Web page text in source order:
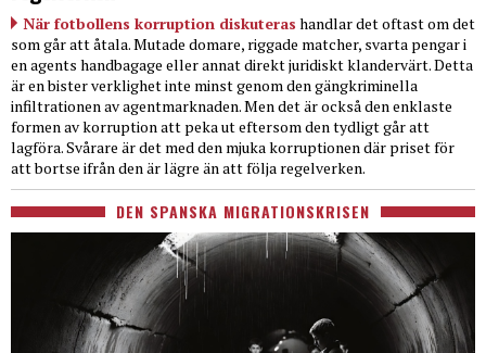
När fotbollens korruption diskuteras handlar det oftast om det
som går att åtala. Mutade domare, riggade matcher, svarta pengar i
en agents handbagage eller annat direkt juridiskt klandervärt. Detta
är en bister verklighet inte minst genom den gängkriminella
infiltrationen av agentmarknaden. Men det är också den enklaste
formen av korruption att peka ut eftersom den tydligt går att
lagföra. Svårare är det med den mjuka korruptionen där priset för
att bortse ifrån den är lägre än att följa regelverken.
DEN SPANSKA MIGRATIONSKRISEN